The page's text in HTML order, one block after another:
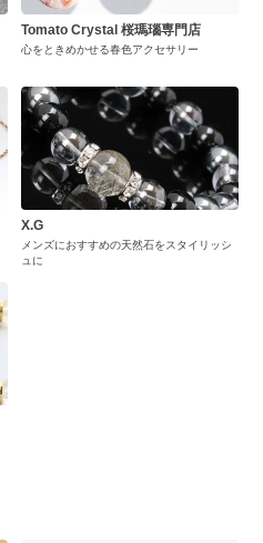
Tomato Crystal 桜瑪瑙専門店
心をときめかせる春色アクセサリー
X.G
メンズにおすすめの天然石をスタイリッシ
ュに